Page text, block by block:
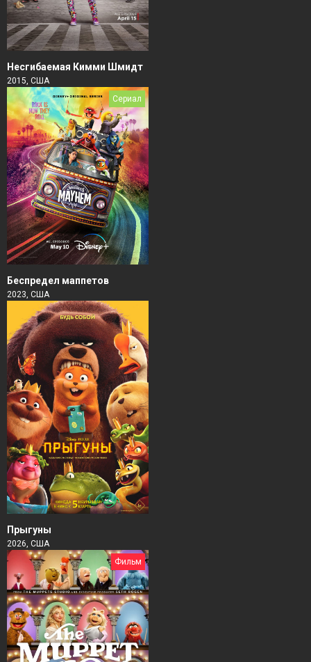
Несгибаемая Кимми Шмидт
2015, США
Сериал
Беспредел маппетов
2023, США
Прыгуны
2026, США
Фильм